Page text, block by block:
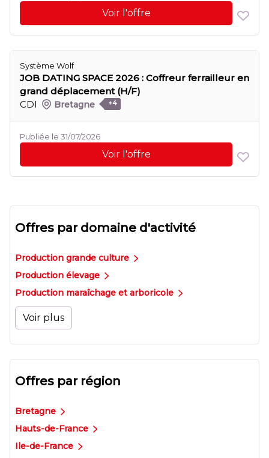
Voir l'offre
Système Wolf
JOB DATING SPACE 2026 : Coffreur ferrailleur en
grand déplacement (H/F)
CDI
Bretagne +4
Publiée le 31/07/2026
Voir l'offre
Offres par domaine d'activité
Production grande culture
Production élevage
Production maraîchage et arboricole
Voir plus
Offres par région
Bretagne
Hauts-de-France
Ile-de-France